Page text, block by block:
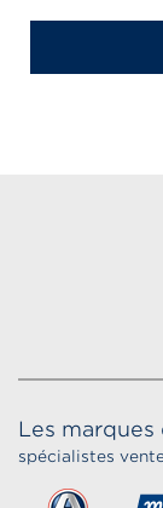
Les
spécialistes